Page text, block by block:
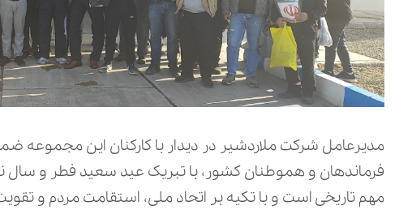
مدیرعامل شرکت ملاردشیر در دیدار با کارکنان این
فرماندهان و هموطنان کشور، با تبریک عید سعید فطر و سال
مهم تاریخی است و با تکیه بر اتحاد ملی، استقامت مردم و